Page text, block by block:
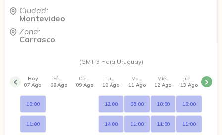
Ciudad:
Montevideo
Zona:
Carrasco
(GMT-3 Hora Uruguay)
Hoy
07 Ago
10:00
11:00
Sábado
08 Ago
Domingo
09 Ago
Lunes
10 Ago
12:00
14:00
Martes
11 Ago
09:00
11:00
Miércoles
12 Ago
10:00
11:00
Jueves
13 Ago
10:00
11:00